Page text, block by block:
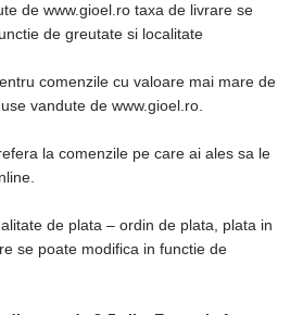
de www.gioel.ro taxa de livrare se
de greutate si localitate
comenzile cu valoare mai mare de
vandute de www.gioel.ro.
la comenzile pe care ai ales sa le
de plata – ordin de plata, plata in
se poate modifica in functie de